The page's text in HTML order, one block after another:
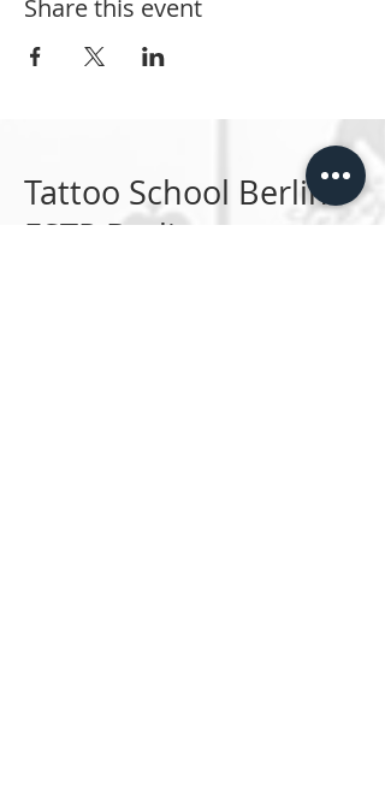
Share this event
Tattoo School Berlin
ESTP Berlin